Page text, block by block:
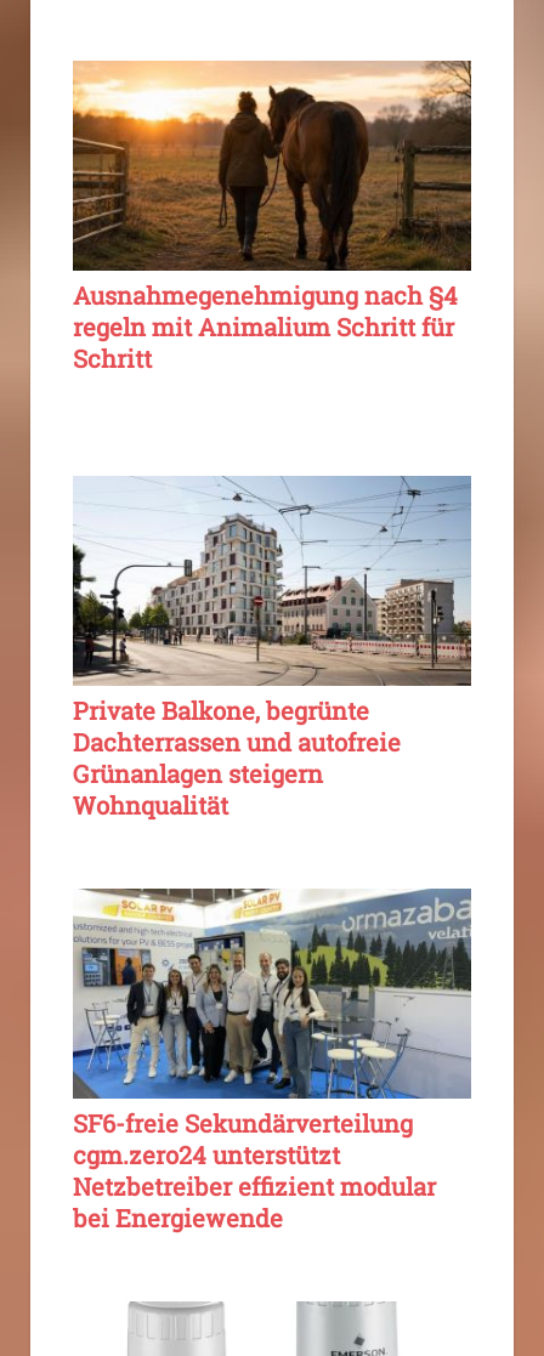
Ausnahmegenehmigung nach §4
regeln mit Animalium Schritt für
Schritt
Private Balkone, begrünte
Dachterrassen und autofreie
Grünanlagen steigern
Wohnqualität
SF6-freie Sekundärverteilung
cgm.zero24 unterstützt
Netzbetreiber effizient modular
bei Energiewende